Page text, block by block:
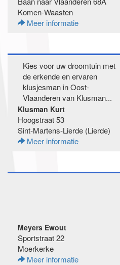
Komen-Waasten
Meer informatie
Kies voor uw droomtuin met
de erkende en ervaren
klusjesman in Oost-
Vlaanderen van Klusman...
Klusman Kurt
Hoogstraat 53
Sint-Martens-Lierde (Lierde)
Meer informatie
Meyers Ewout
Sportstraat 22
Moerkerke
Meer informatie